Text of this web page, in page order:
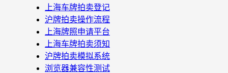
上海车牌拍卖登记
沪牌拍卖操作流程
上海牌照申请平台
上海车牌拍卖须知
沪牌拍卖模拟系统
浏览器兼容性测试